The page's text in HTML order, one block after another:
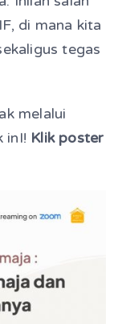
di mana kita
tegas
melalui
inI! Klik poster